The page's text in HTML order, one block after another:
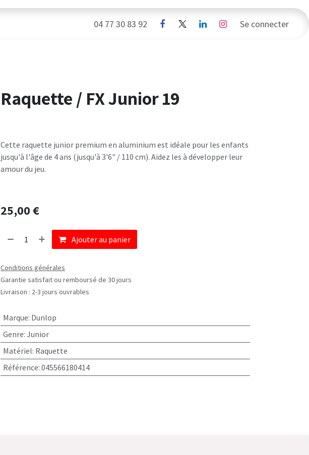
Sponsors Boutique Contacts
04 77 30 83 92 Se connecter
Raquette / FX Junior 19
Cette raquette junior premium en aluminium est idéale pour les enfants
jusqu'à l'âge de 4 ans (jusqu'à 3'6" / 110 cm). Aidez les à développer leur
amour du jeu.
25,00€
Ajouter au panier
Conditions générales
Garantie satisfait ou remboursé de 30 jours
Livraison : 2-3 jours ouvrables
Marque: Dunlop
Genre: Junior
Matériel: Raquette
Référence: 045566180414